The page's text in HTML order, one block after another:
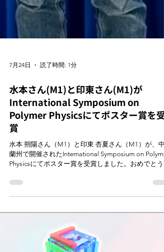
7月24日 読了時間: 1分
水本さん(M1)と印東さん(M1)が
International Symposium on
Polymer Physicsにてポスター賞を受
賞
水本 朔陽さん（M1）と印東 杏夏さん（M1）が、中
蘭州で開催されたInternational Symposium on
ざいます！ 水本さんは光散乱による高分子溶液構造
出手法について、それぞれポスター発表を行い、そ
内容が高く評価されました。 修士一年生で国際学会
発表し、さらにポスター賞を受賞するという大変素